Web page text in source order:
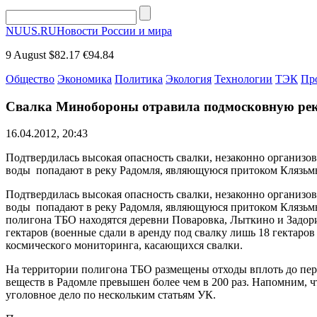
NUUS.RUНовости России и мира
9 August $82.17 €94.84
Общество Экономика Политика Экология Технологии ТЭК
Свалка Минобороны отравила подмосковную
16.04.2012, 20:43
Подтвердилась высокая опасность свалки, незаконно
воды попадают в реку Радомля, являющуюся притоком
Подтвердилась высокая опасность свалки, незаконно
воды попадают в реку Радомля, являющуюся притоком
полигона ТБО находятся деревни Поваровка, Лыткино и
гектаров (военные сдали в аренду под свалку лишь 18
космического мониторинга, касающихся свалки.
На территории полигона ТБО размещены отходы вплоть до
веществ в Радомле превышен более чем в 200 раз. Напомним,
уголовное дело по нескольким статьям УК.